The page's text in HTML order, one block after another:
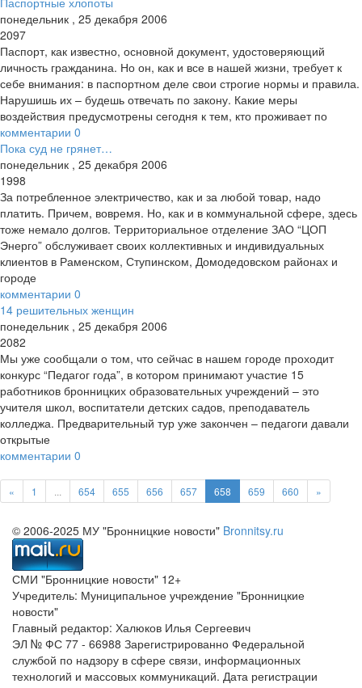
понедельник , 25 декабря 2006
2097
Паспорт, как известно, основной документ, удостоверяющий
личность гражданина. Но он, как и все в нашей жизни, требует к
себе внимания: в паспортном деле свои строгие нормы и правила.
Нарушишь их – будешь отвечать по закону. Какие меры
воздействия предусмотрены сегодня к тем, кто проживает по
комментарии 0
Пока суд не грянет…
понедельник , 25 декабря 2006
1998
За потребленное электричество, как и за любой товар, надо
платить. Причем, вовремя. Но, как и в коммунальной сфере, здесь
тоже немало долгов. Территориальное отделение ЗАО “ЦОП
Энерго” обслуживает своих коллективных и индивидуальных
клиентов в Раменском, Ступинском, Домодедовском районах и
городе
комментарии 0
14 решительных женщин
понедельник , 25 декабря 2006
2082
Мы уже сообщали о том, что сейчас в нашем городе проходит
конкурс “Педагог года”, в котором принимают участие 15
работников бронницких образовательных учреждений – это
учителя школ, воспитатели детских садов, преподаватель
колледжа. Предварительный тур уже закончен – педагоги давали
открытые
комментарии 0
« 1 654 655 656 657 658 659 660 »
© 2006-2025 МУ "Бронницкие новости" Bronnitsy.ru
СМИ "Бронницкие новости" 12+
Учредитель: Муниципальное учреждение "Бронницкие
новости"
Главный редактор: Халюков Илья Сергеевич
ЭЛ № ФС 77 - 66988 Зарегистрированно Федеральной
службой по надзору в сфере связи, информационных
технологий и массовых коммуникаций. Дата регистрации